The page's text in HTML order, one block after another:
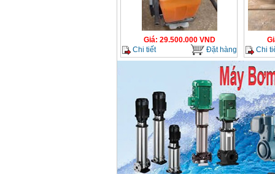
Giá: 29.500.000 VND
Chi tiết
Đặt hàng
Chi